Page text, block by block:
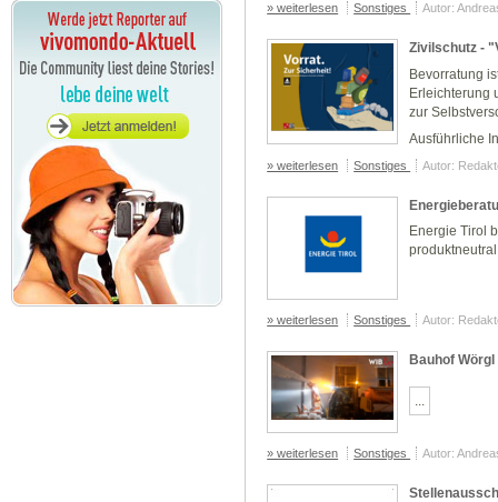
» weiterlesen Sonstiges Autor:
Zivilschutz -
Bevorratung
Erleichterung
zur
Ausführliche
» weiterlesen Sonstiges Autor:
Energie Tirol
» weiterlesen Sonstiges Autor:
Bauhof
» weiterlesen Sonstiges Autor: